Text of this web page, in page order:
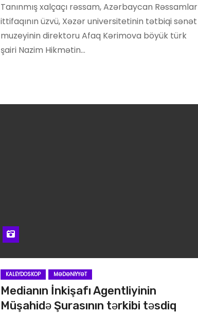
Tanınmış xalçaçı rəssam, Azərbaycan Rəssamlar
ittifaqının üzvü, Xəzər universitetinin tətbiqi sənət
muzeyinin direktoru Afaq Kərimova böyük türk
şairi Nazim Hikmətin…
KALEYDOSKOP MƏDƏNIYYƏT
Medianın İnkişafı Agentliyinin
Müşahidə Şurasının tərkibi təsdiq